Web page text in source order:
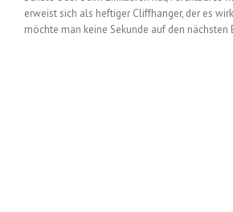
erweist sich als heftiger Cliffhanger, der es
möchte man keine Sekunde auf den nächsten